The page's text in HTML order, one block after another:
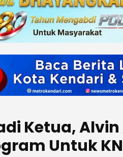
Ketua,
Untuk